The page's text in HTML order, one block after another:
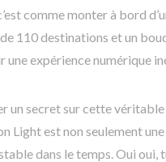
comme monter à bord
110 destinations et un
expérience numérique
un secret sur cette
Light est non seulement
dans le temps. Oui oui,